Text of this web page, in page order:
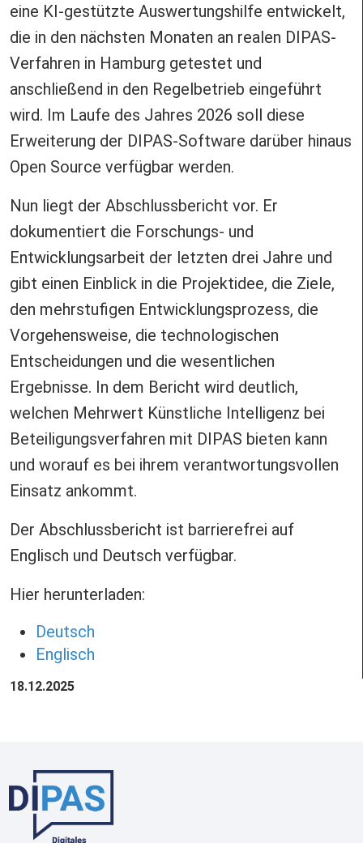
eine KI-gestützte Auswertungshilfe entwickelt,
die in den nächsten Monaten an realen DIPAS-
Verfahren in Hamburg getestet und
anschließend in den Regelbetrieb eingeführt
wird. Im Laufe des Jahres 2026 soll diese
Erweiterung der DIPAS-Software darüber hinaus
Open Source verfügbar werden.
Nun liegt der Abschlussbericht vor. Er
dokumentiert die Forschungs- und
Entwicklungsarbeit der letzten drei Jahre und
gibt einen Einblick in die Projektidee, die Ziele,
den mehrstufigen Entwicklungsprozess, die
Vorgehensweise, die technologischen
Entscheidungen und die wesentlichen
Ergebnisse. In dem Bericht wird deutlich,
welchen Mehrwert Künstliche Intelligenz bei
Beteiligungsverfahren mit DIPAS bieten kann
und worauf es bei ihrem verantwortungsvollen
Einsatz ankommt.
Der Abschlussbericht ist barrierefrei auf
Englisch und Deutsch verfügbar.
Hier herunterladen:
Deutsch
Englisch
18.12.2025